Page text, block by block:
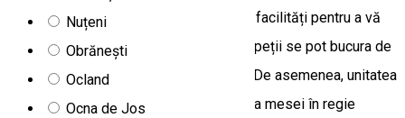
Nuțeni
Obrănești
Ocland
Ocna de Jos
liniștitoare. Vila Borka oferă o serie de facilități pentru a vă
asigura confortul pe durata șederii. Oaspeții se pot bucura de
o terasă plăcută și de parcare gratuită. De asemenea, unitatea
de cazare oferă facilități pentru servirea mesei în regie